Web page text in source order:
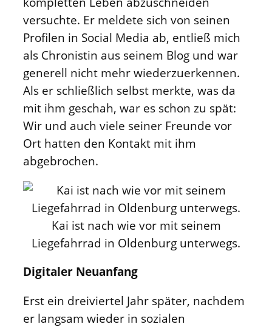
versuchte. Er meldete sich von seinen
Profilen in Social Media ab, entließ mich
als Chronistin aus seinem Blog und war
generell nicht mehr wiederzuerkennen.
Als er schließlich selbst merkte, was da
mit ihm geschah, war es schon zu spät:
Wir und auch viele seiner Freunde vor
Ort hatten den Kontakt mit ihm
abgebrochen.
Kai ist nach wie vor mit seinem
Liegefahrrad in Oldenburg unterwegs.
Digitaler Neuanfang
Erst ein dreiviertel Jahr später, nachdem
er langsam wieder in sozialen